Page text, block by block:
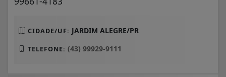
CIDADE/UF: JARDIM ALEGRE/PR
TELEFONE: (43) 99929-9111